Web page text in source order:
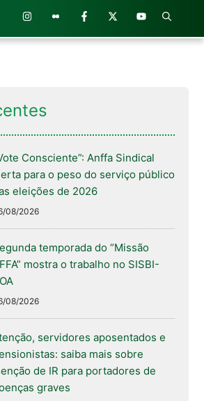
Consciente”: Anffa Sindical
para o peso do serviço público
eleições de 2026
08/2026
temporada do “Missão
mostra o trabalho no SISBI-
08/2026
servidores aposentados e
saiba mais sobre
de IR para portadores de
graves